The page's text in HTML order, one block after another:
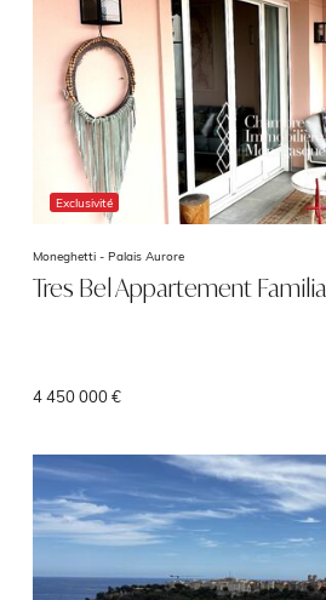
Exclusivité
Moneghetti - Palais Aurore
Tres Bel Appartement
4 450 000 €